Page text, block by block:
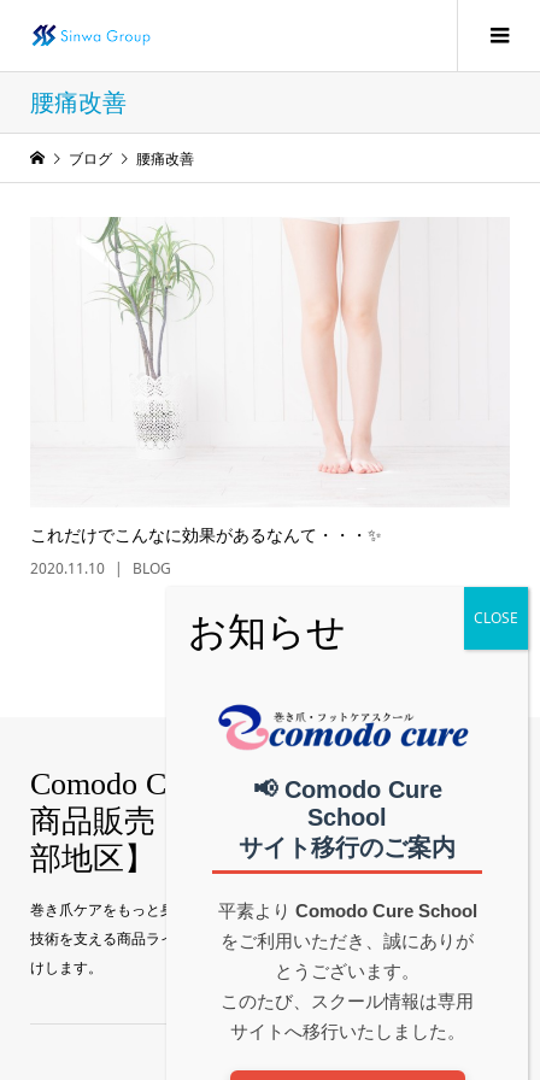
腰痛改善
ブログ 腰痛改善
これだけでこんなに効果があるなんて・・・✨
2020.11.10 BLOG
2
Comodo Cure｜巻き爪補正技術・
商品販売【真和グループ公式│中
部地区】
巻き爪ケアをもっと身近に。 Comodo Cure（コモドキュア）の特許補正
技術を支える商品ラインナップを、真和グループ公式サイトから直接お届
けします。
📢 Comodo Cure
School
サイト移行のご案内
平素より Comodo Cure School
をご利用いただき、誠にありが
とうございます。
このたび、スクール情報は専用
サイトへ移行いたしました。